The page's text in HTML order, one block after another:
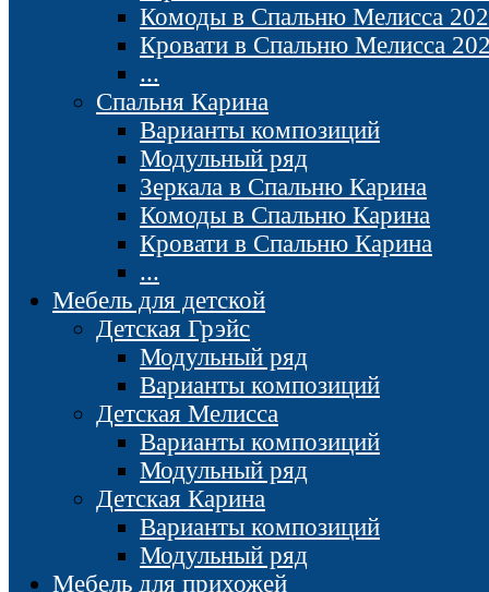
Комоды в Спальню Мелисса
Кровати в Спальню Мелисса
...
Спальня Карина
Варианты композиций
Модульный ряд
Зеркала в Спальню Карина
Комоды в Спальню Карина
Кровати в Спальню Карина
...
Мебель для детской
Детская Грэйс
Модульный ряд
Варианты композиций
Детская Мелисса
Варианты композиций
Модульный ряд
Детская Карина
Варианты композиций
Модульный ряд
Мебель для прихожей